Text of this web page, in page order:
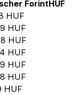
ForintHUF
HUF
HUF
HUF
HUF
HUF
HUF
HUF